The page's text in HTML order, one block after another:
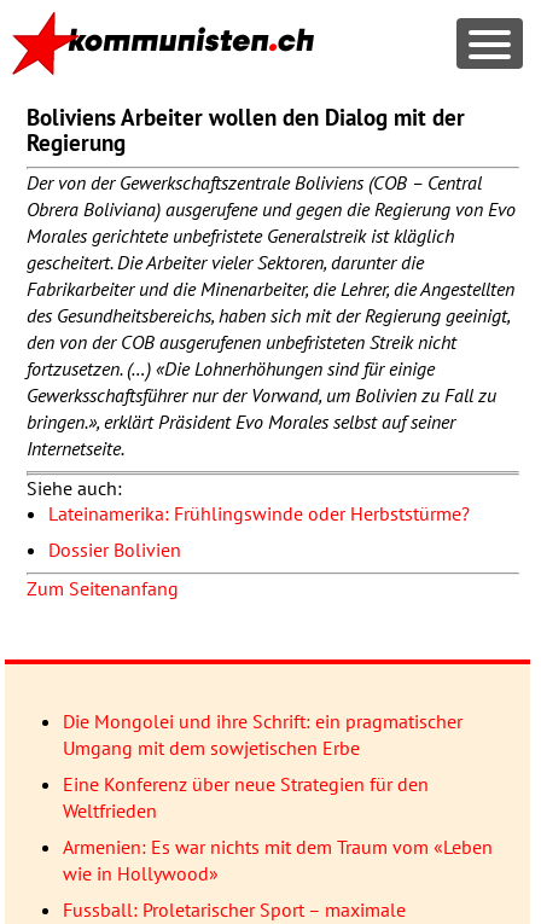
Boliviens Arbeiter wollen den Dialog mit der
Regierung
Der von der Gewerkschaftszentrale Boliviens (COB– Central
Obrera Boliviana) ausgerufene und gegen die Regierung von Evo
Morales gerichtete unbefristete Generalstreik ist kläglich
gescheitert. Die Arbeiter vieler Sektoren, darunter die
Fabrikarbeiter und die Minenarbeiter, die Lehrer, die Angestellten
des Gesundheitsbereichs, haben sich mit der Regierung geeinigt,
den von der COBausgerufenen unbefristeten Streik nicht
fortzusetzen. (…) «Die Lohnerhöhungen sind für einige
Gewerksschaftsführer nur der Vorwand, um Bolivien zu Fall zu
bringen.», erklärt Präsident Evo Morales selbst auf seiner
Internetseite.
Siehe auch:
Lateinamerika: Frühlingswinde oder Herbststürme?
Dossier Bolivien
Zum Seitenanfang
Die Mongolei und ihre Schrift: ein pragmatischer
Umgang mit dem sowjetischen Erbe
Eine Konferenz über neue Strategien für den
Weltfrieden
Armenien: Es war nichts mit dem Traum vom «Leben
wie in Hollywood»
Fussball: Proletarischer Sport – maximale